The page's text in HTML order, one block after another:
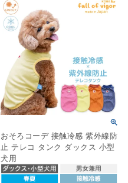
おそろコーデ 接触冷感 紫外線防
止 テレコ タンク ダックス 小型
犬用